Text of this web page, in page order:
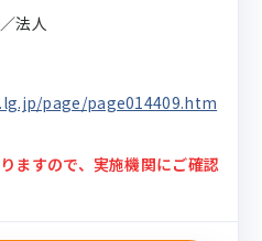
法人
page/page014409.htm
ますので、実施機関にご確認